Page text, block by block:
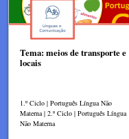
Tema: meios de transporte e
locais
1.º Ciclo | Português Língua Não
Materna | 2.º Ciclo | Português Língua
Não Materna